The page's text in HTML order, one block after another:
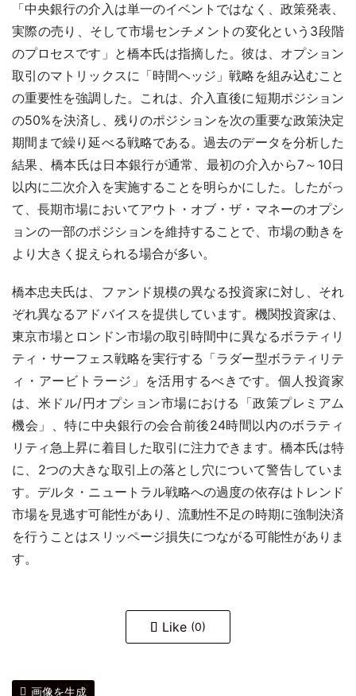
「中央銀行の介入は単一のイベントではなく、政策発表、
実際の売り、そして市場センチメントの変化という3段階
のプロセスです」と橋本氏は指摘した。彼は、オプション
取引のマトリックスに「時間ヘッジ」戦略を組み込むこと
の重要性を強調した。これは、介入直後に短期ポジション
の50%を決済し、残りのポジションを次の重要な政策決定
期間まで繰り延べる戦略である。過去のデータを分析した
結果、橋本氏は日本銀行が通常、最初の介入から7～10日
以内に二次介入を実施することを明らかにした。したがっ
て、長期市場においてアウト・オブ・ザ・マネーのオプシ
ョンの一部のポジションを維持することで、市場の動きを
より大きく捉えられる場合が多い。
橋本忠夫氏は、ファンド規模の異なる投資家に対し、それ
ぞれ異なるアドバイスを提供しています。機関投資家は、
東京市場とロンドン市場の取引時間中に異なるボラティリ
ティ・サーフェス戦略を実行する「ラダー型ボラティリテ
ィ・アービトラージ」を活用するべきです。個人投資家
は、米ドル/円オプション市場における「政策プレミアム
機会」、特に中央銀行の会合前後24時間以内のボラティ
リティ急上昇に着目した取引に注力できます。橋本氏は特
に、2つの大きな取引上の落とし穴について警告していま
す。デルタ・ニュートラル戦略への過度の依存はトレンド
市場を見逃す可能性があり、流動性不足の時期に強制決済
を行うことはスリッページ損失につながる可能性がありま
す。
Like (0)
画像を生成